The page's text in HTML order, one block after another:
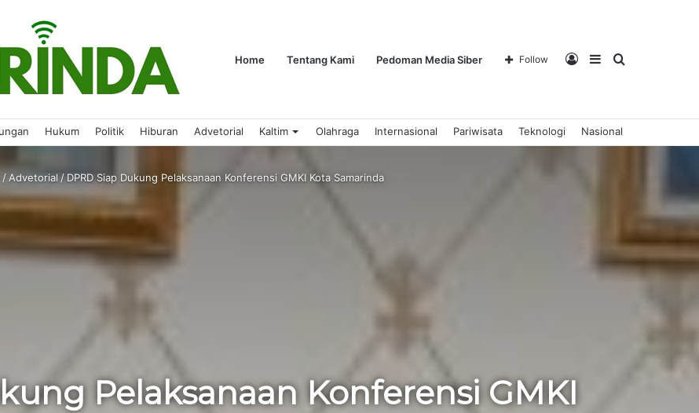
Home Tentang Kami Pedoman Media Siber Search
Sidebar
Log
Follow
Hukum Politik Hiburan Advetorial Kaltim Olahraga Internasional Pariwisata Teknologi Nasional
/ Advetorial / DPRD Siap Dukung Pelaksanaan Konferensi GMKI Kota Samarinda
Pelaksanaan Konferensi GMKI